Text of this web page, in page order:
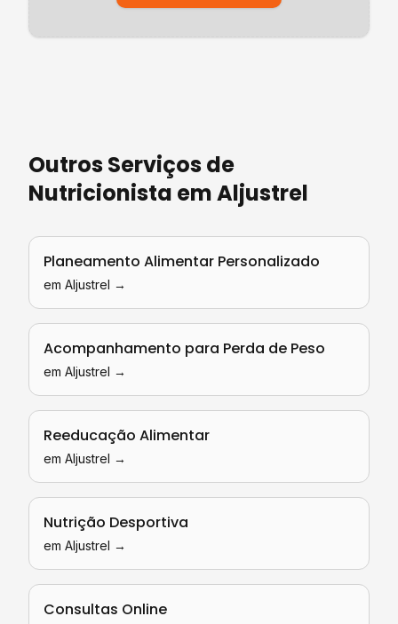
Outros Serviços de
Nutricionista emAljustrel
Planeamento Alimentar Personalizado
em Aljustrel →
Acompanhamento para Perda de Peso
em Aljustrel →
Reeducação Alimentar
em Aljustrel →
Nutrição Desportiva
em Aljustrel →
Consultas Online